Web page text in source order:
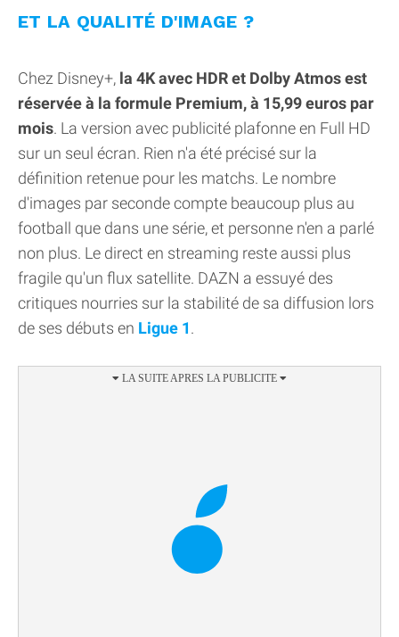
ET LA QUALITÉ D'IMAGE ?
Chez Disney+, la 4K avec HDR et Dolby Atmos est
réservée à la formule Premium, à 15,99 euros par
mois. La version avec publicité plafonne en Full HD
sur un seul écran. Rien n'a été précisé sur la
définition retenue pour les matchs. Le nombre
d'images par seconde compte beaucoup plus au
football que dans une série, et personne n'en a parlé
non plus. Le direct en streaming reste aussi plus
fragile qu'un flux satellite. DAZN a essuyé des
critiques nourries sur la stabilité de sa diffusion lors
de ses débuts en Ligue 1.